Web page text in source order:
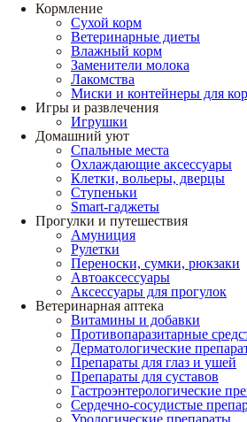
Кормление
Сухой корм
Ветеринарные диеты
Влажный корм
Заменители молока
Лакомства
Миски и контейнеры для
Игры и развлечения
Игрушки
Домашний уют
Спальные места
Охлаждающие аксессуары
Клетки, вольеры, дверцы
Ступеньки
Smart-гаджеты
Прогулки и путешествия
Амуниция
Рулетки
Переноски, сумки, рюкзаки
Автоаксессуары
Аксессуары для прогулок
Ветеринарная аптека
Витамины и добавки
Противопаразитарные
Дерматологические
Препараты для глаз и ушей
Препараты для суставов
Гастроэнтерологические
Сердечно-сосудистые
Урологические препараты